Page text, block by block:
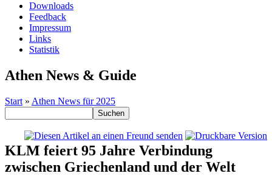
Downloads
Feedback
Impressum
Links
Statistik
Athen News & Guide
Start » Athen News für 2025
KLM feiert 95 Jahre Verbindung
zwischen Griechenland und der Welt